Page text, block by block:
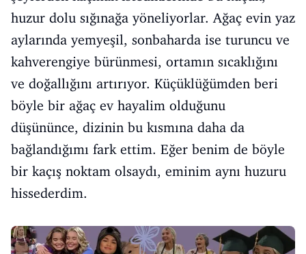
huzur dolu sığınağa yöneliyorlar. Ağaç evin yaz
aylarında yemyeşil, sonbaharda ise turuncu ve
kahverengiye bürünmesi, ortamın sıcaklığını
ve doğallığını artırıyor. Küçüklüğümden beri
böyle bir ağaç ev hayalim olduğunu
düşününce, dizinin bu kısmına daha da
bağlandığımı fark ettim. Eğer benim de böyle
bir kaçış noktam olsaydı, eminim aynı huzuru
hissederdim.